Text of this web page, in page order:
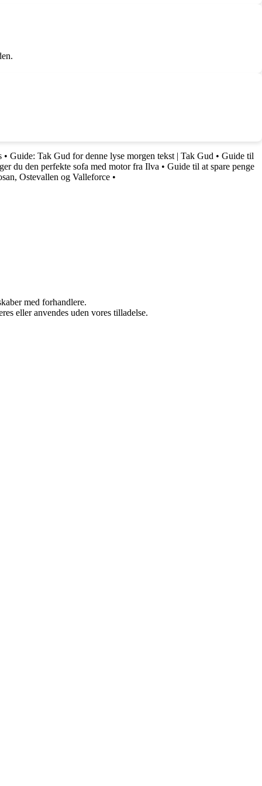
• Guide: Tak Gud for denne lyse morgen tekst | Tak Gud • Guide til
du den perfekte sofa med motor fra Ilva • Guide til at spare penge
Ostevallen og Valleforce •
med forhandlere.
eller anvendes uden vores tilladelse.